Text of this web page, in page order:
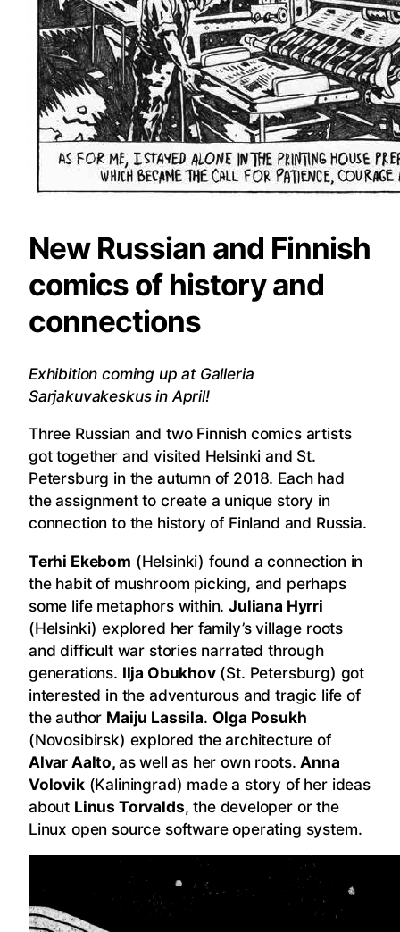
New Russian and Finnish
comics of history and
connections
Exhibition coming up at Galleria
Sarjakuvakeskus in April!
Three Russian and two Finnish comics artists
got together and visited Helsinki and St.
Petersburg in the autumn of 2018. Each had
the assignment to create a unique story in
connection to the history of Finland and Russia.
Terhi Ekebom (Helsinki) found a connection in
the habit of mushroom picking, and perhaps
some life metaphors within.Juliana Hyrri
(Helsinki) explored her family’s village roots
and difficult war stories narrated through
generations. Ilja Obukhov(St. Petersburg) got
interested in the adventurous and tragic life of
the author Maiju Lassila. Olga Posukh
(Novosibirsk) explored the architecture of
Alvar Aalto,as well as her own roots. Anna
Volovik(Kaliningrad) made a story of her ideas
about Linus Torvalds, the developer or the
Linux open source software operating system.